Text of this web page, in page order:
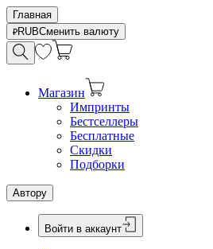
Главная
RUBСменить валюту
Магазин
Импринты
Бестселлеры
Бесплатные
Скидки
Подборки
Автору
Войти в аккаунт